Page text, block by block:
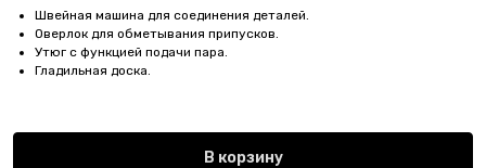
Швейная машина для соединения деталей.
Оверлок для обметывания припусков.
Утюг с функцией подачи пара.
Гладильная доска.
В корзину